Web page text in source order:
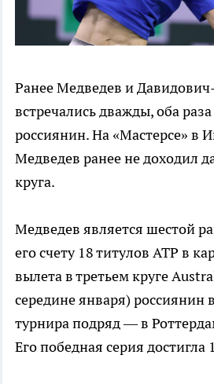
Ранее Медведев и
встречались дважды, оба
россиянин. На «Мастерсе» в
Медведев ранее не доходил
круга.
Медведев является шестой
его счету 18 титулов ATP в
вылета в третьем круге
середине января) россиянин
турнира подряд — в
Его победная серия достигла